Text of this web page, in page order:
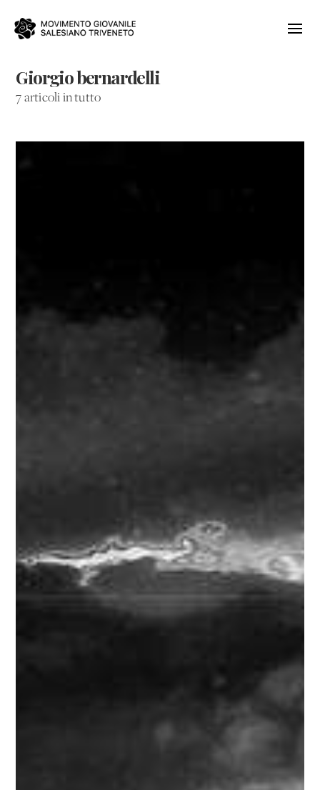
Giorgio bernardelli
7 articoli in tutto